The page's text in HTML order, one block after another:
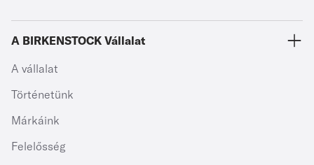
A BIRKENSTOCK Vállalat
A vállalat
Történetünk
Márkáink
Felelősség